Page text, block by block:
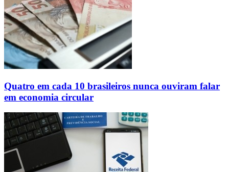
Quatro em cada 10 brasileiros nunca ouviram falar
em economia circular